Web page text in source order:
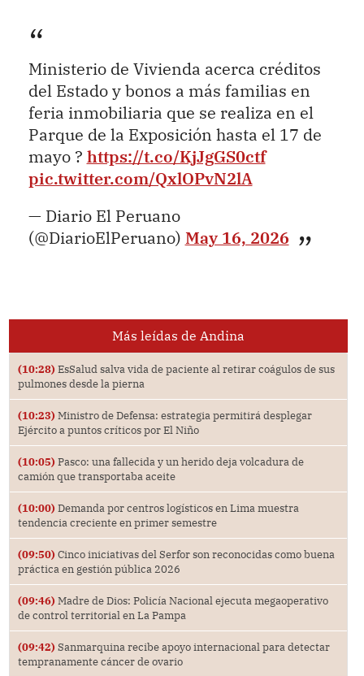
Ministerio de Vivienda acerca créditos
del Estado y bonos a más familias en
feria inmobiliaria que se realiza en el
Parque de la Exposición hasta el 17 de
mayo ? https://t.co/KjJgGS0ctf
pic.twitter.com/QxlOPvN2lA
— Diario El Peruano
(@DiarioElPeruano) May 16, 2026
Más leídas de Andina
(10:28) EsSalud salva vida de paciente al retirar coágulos de sus
pulmones desde la pierna
(10:23) Ministro de Defensa: estrategia permitirá desplegar
Ejército a puntos críticos por El Niño
(10:05) Pasco: una fallecida y un herido deja volcadura de
camión que transportaba aceite
(10:00) Demanda por centros logísticos en Lima muestra
tendencia creciente en primer semestre
(09:50) Cinco iniciativas del Serfor son reconocidas como buena
práctica en gestión pública 2026
(09:46) Madre de Dios: Policía Nacional ejecuta megaoperativo
de control territorial en La Pampa
(09:42) Sanmarquina recibe apoyo internacional para detectar
tempranamente cáncer de ovario